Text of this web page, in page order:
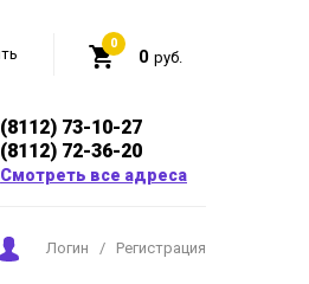
0
0 руб.
(8112) 73-10-27
(8112) 72-36-20
Смотреть все адреса
Логин / Регистрация